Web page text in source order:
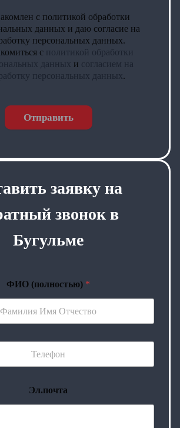
с политикой обработки
данных и даю согласие на
персональных данных.
с политикой обработки
данных и согласием на
персональных данных.
Отправить
заявку на
звонок в
Бугульме
ФИО (полностью) *
Эл.почта